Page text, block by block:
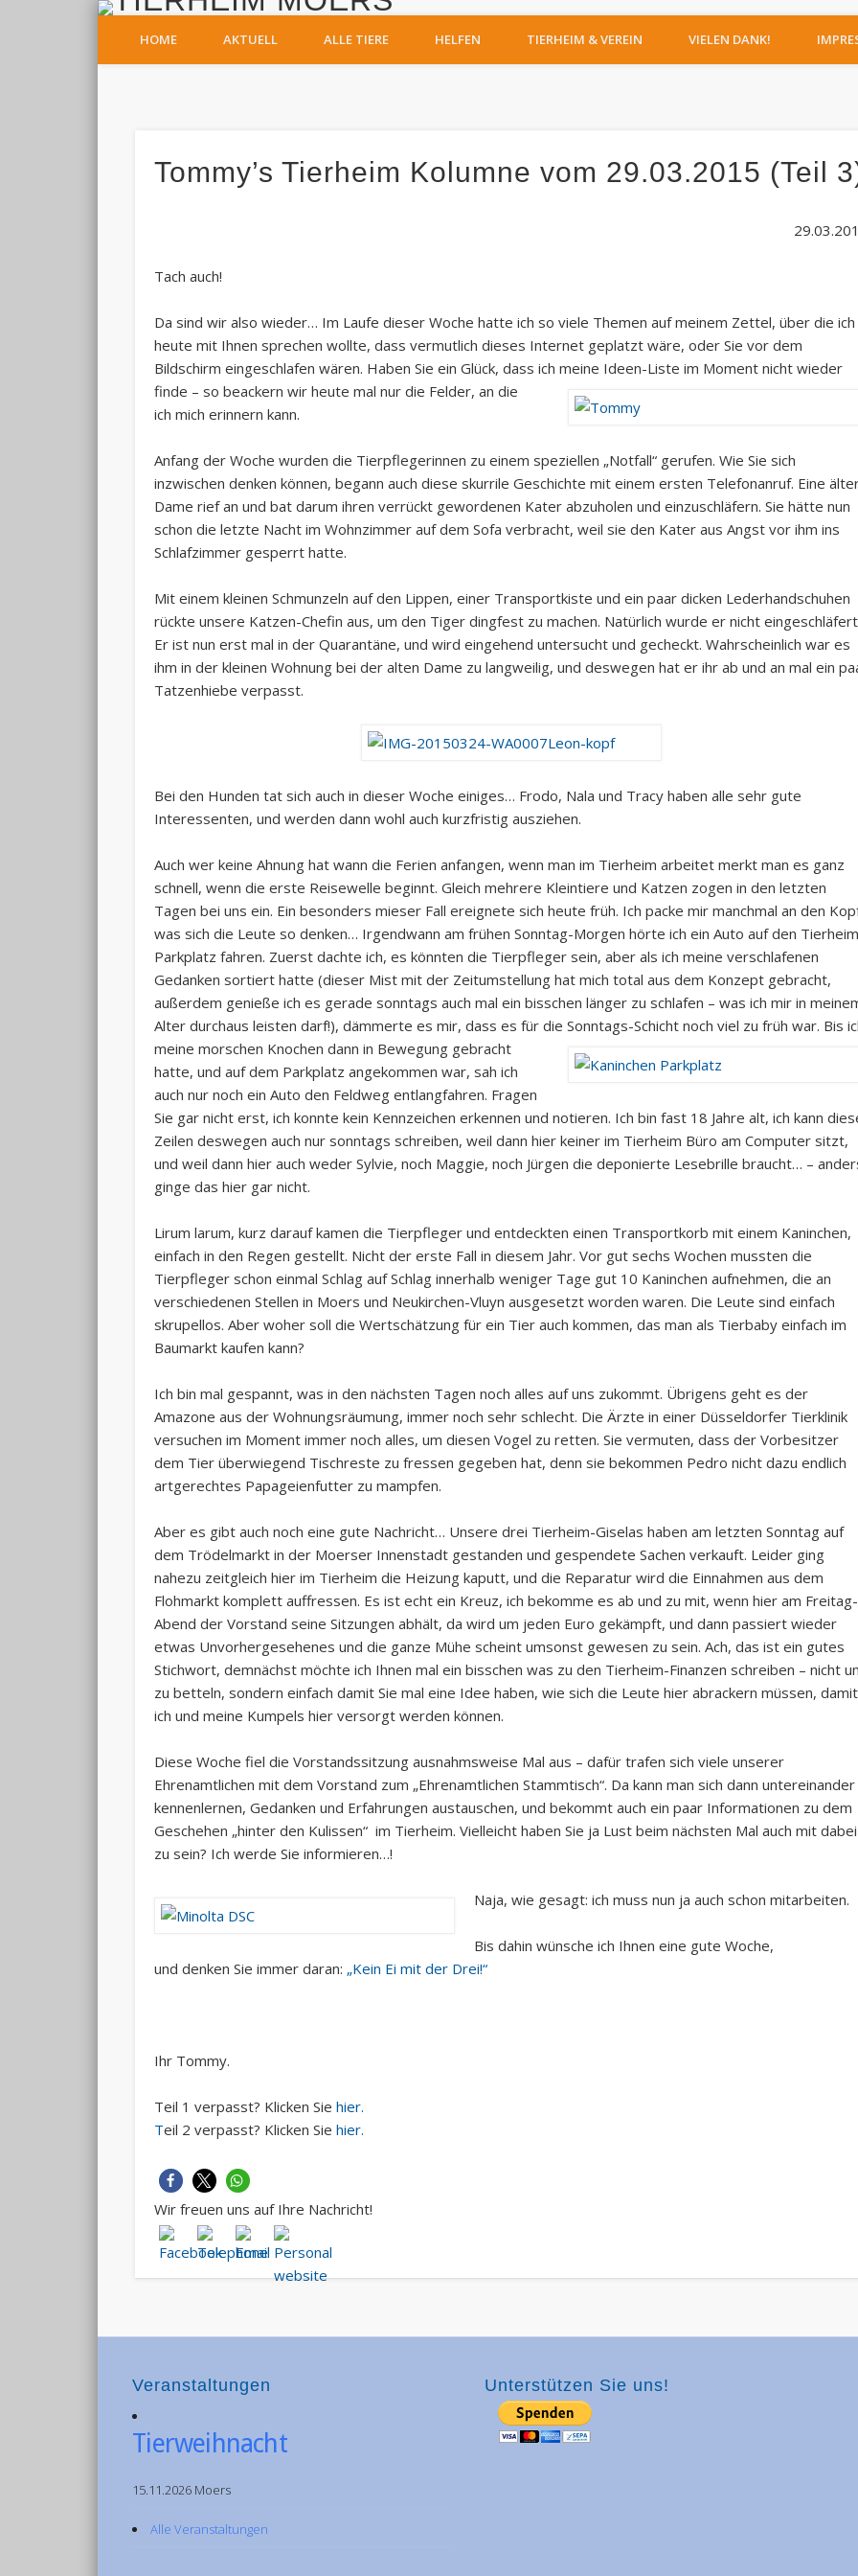
HOME AKTUELL ALLE TIERE HELFEN TIERHEIM & VEREIN VIELEN DANK!
Tommy’s Tierheim Kolumne vom 29.03.2015 (Teil
Tach auch!
Da sind wir also wieder… Im Laufe dieser Woche hatte ich so viele Themen auf meinem Zettel, über die ich
heute mit Ihnen sprechen wollte, dass vermutlich dieses Internet geplatzt wäre, oder Sie vor dem
Bildschirm eingeschlafen wären. Haben Sie ein Glück, dass ich meine Ideen-Liste im Moment nicht wieder
finde – so beackern wir heute mal nur die Felder, an die
ich mich erinnern kann.
Anfang der Woche wurden die Tierpflegerinnen zu einem speziellen „Notfall“ gerufen. Wie Sie sich
inzwischen denken können, begann auch diese skurrile Geschichte mit einem ersten Telefonanruf. Eine
Dame rief an und bat darum ihren verrückt gewordenen Kater abzuholen und einzuschläfern. Sie hätte nun
schon die letzte Nacht im Wohnzimmer auf dem Sofa verbracht, weil sie den Kater aus Angst vor ihm ins
Schlafzimmer gesperrt hatte.
Mit einem kleinen Schmunzeln auf den Lippen, einer Transportkiste und ein paar dicken Lederhandschuhen
rückte unsere Katzen-Chefin aus, um den Tiger dingfest zu machen. Natürlich wurde er nicht
Er ist nun erst mal in der Quarantäne, und wird eingehend untersucht und gecheckt. Wahrscheinlich war es
ihm in der kleinen Wohnung bei der alten Dame zu langweilig, und deswegen hat er ihr ab und an mal ein
Tatzenhiebe verpasst.
Bei den Hunden tat sich auch in dieser Woche einiges… Frodo, Nala und Tracy haben alle sehr gute
Interessenten, und werden dann wohl auch kurzfristig ausziehen.
Auch wer keine Ahnung hat wann die Ferien anfangen, wenn man im Tierheim arbeitet merkt man es ganz
schnell, wenn die erste Reisewelle beginnt. Gleich mehrere Kleintiere und Katzen zogen in den letzten
Tagen bei uns ein. Ein besonders mieser Fall ereignete sich heute früh. Ich packe mir manchmal an den
was sich die Leute so denken… Irgendwann am frühen Sonntag-Morgen hörte ich ein Auto auf den
Parkplatz fahren. Zuerst dachte ich, es könnten die Tierpfleger sein, aber als ich meine verschlafenen
Gedanken sortiert hatte (dieser Mist mit der Zeitumstellung hat mich total aus dem Konzept gebracht,
außerdem genieße ich es gerade sonntags auch mal ein bisschen länger zu schlafen – was ich mir in
Alter durchaus leisten darf!), dämmerte es mir, dass es für die Sonntags-Schicht noch viel zu früh war. Bis
meine morschen Knochen dann in Bewegung gebracht
hatte, und auf dem Parkplatz angekommen war, sah ich
auch nur noch ein Auto den Feldweg entlangfahren. Fragen
Sie gar nicht erst, ich konnte kein Kennzeichen erkennen und notieren. Ich bin fast 18 Jahre alt, ich kann
Zeilen deswegen auch nur sonntags schreiben, weil dann hier keiner im Tierheim Büro am Computer sitzt,
und weil dann hier auch weder Sylvie, noch Maggie, noch Jürgen die deponierte Lesebrille braucht… –
ginge das hier gar nicht.
Lirum larum, kurz darauf kamen die Tierpfleger und entdeckten einen Transportkorb mit einem Kaninchen,
einfach in den Regen gestellt. Nicht der erste Fall in diesem Jahr. Vor gut sechs Wochen mussten die
Tierpfleger schon einmal Schlag auf Schlag innerhalb weniger Tage gut 10 Kaninchen aufnehmen, die an
verschiedenen Stellen in Moers und Neukirchen-Vluyn ausgesetzt worden waren. Die Leute sind einfach
skrupellos. Aber woher soll die Wertschätzung für ein Tier auch kommen, das man als Tierbaby einfach im
Baumarkt kaufen kann?
Ich bin mal gespannt, was in den nächsten Tagen noch alles auf uns zukommt. Übrigens geht es der
Amazone aus der Wohnungsräumung, immer noch sehr schlecht. Die Ärzte in einer Düsseldorfer Tierklinik
versuchen im Moment immer noch alles, um diesen Vogel zu retten. Sie vermuten, dass der Vorbesitzer
dem Tier überwiegend Tischreste zu fressen gegeben hat, denn sie bekommen Pedro nicht dazu endlich
artgerechtes Papageienfutter zu mampfen.
Aber es gibt auch noch eine gute Nachricht… Unsere drei Tierheim-Giselas haben am letzten Sonntag auf
dem Trödelmarkt in der Moerser Innenstadt gestanden und gespendete Sachen verkauft. Leider ging
nahezu zeitgleich hier im Tierheim die Heizung kaputt, und die Reparatur wird die Einnahmen aus dem
Flohmarkt komplett auffressen. Es ist echt ein Kreuz, ich bekomme es ab und zu mit, wenn hier am Freitag-
Abend der Vorstand seine Sitzungen abhält, da wird um jeden Euro gekämpft, und dann passiert wieder
etwas Unvorhergesehenes und die ganze Mühe scheint umsonst gewesen zu sein. Ach, das ist ein gutes
Stichwort, demnächst möchte ich Ihnen mal ein bisschen was zu den Tierheim-Finanzen schreiben – nicht
zu betteln, sondern einfach damit Sie mal eine Idee haben, wie sich die Leute hier abrackern müssen, damit
ich und meine Kumpels hier versorgt werden können.
Diese Woche fiel die Vorstandssitzung ausnahmsweise Mal aus – dafür trafen sich viele unserer
Ehrenamtlichen mit dem Vorstand zum „Ehrenamtlichen Stammtisch“. Da kann man sich dann untereinander
kennenlernen, Gedanken und Erfahrungen austauschen, und bekommt auch ein paar Informationen zu dem
Geschehen „hinter den Kulissen“ im Tierheim. Vielleicht haben Sie ja Lust beim nächsten Mal auch mit dabei
zu sein? Ich werde Sie informieren…!
Naja, wie gesagt: ich muss nun ja auch schon mitarbeiten.
Bis dahin wünsche ich Ihnen eine gute Woche,
und denken Sie immer daran: „Kein Ei mit der Drei!“
Ihr Tommy.
Teil 1 verpasst? Klicken Sie hier.
Teil 2 verpasst? Klicken Sie hier.
Wir freuen uns auf Ihre Nachricht!
Veranstaltungen
Tierweihnacht
15.11.2026 Moers
Alle Veranstaltungen
Unterstützen Sie uns!